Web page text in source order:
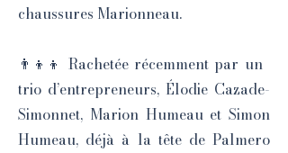
chaussures Marionneau.
👨‍👦‍👦 Rachetée récemment par un
trio d’entrepreneurs, Élodie Cazade-
Simonnet, Marion Humeau et Simon
Humeau, déjà à la tête de Palmero